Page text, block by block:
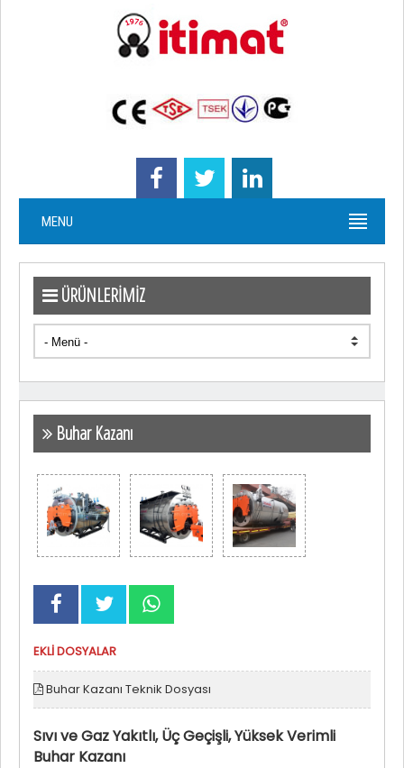
MENU
ÜRÜNLERİMİZ
Buhar Kazanı
EKLİ DOSYALAR
Buhar Kazanı Teknik Dosyası
Sıvı ve Gaz Yakıtlı, Üç Geçişli, Yüksek Verimli
Buhar Kazanı